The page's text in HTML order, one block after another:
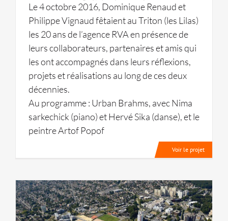
Le 4 octobre 2016, Dominique Renaud et
Philippe Vignaud fêtaient au Triton (les Lilas)
les 20 ans de l’agence RVA en présence de
leurs collaborateurs, partenaires et amis qui
les ont accompagnés dans leurs réflexions,
projets et réalisations au long de ces deux
décennies.
Au programme : Urban Brahms, avec Nima
sarkechick (piano) et Hervé Sika (danse), et le
peintre Artof Popof
Voir le projet